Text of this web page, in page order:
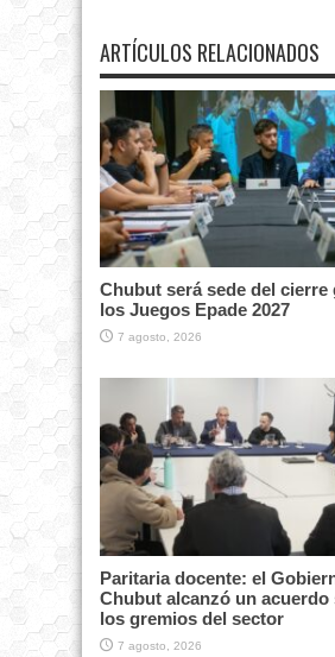
ARTÍCULOS RELACIONADOS
Chubut será sede del cierre
los Juegos Epade 2027
7 agosto, 2026
Paritaria docente: el
Chubut alcanzó un acuerdo
los gremios del sector
7 agosto, 2026